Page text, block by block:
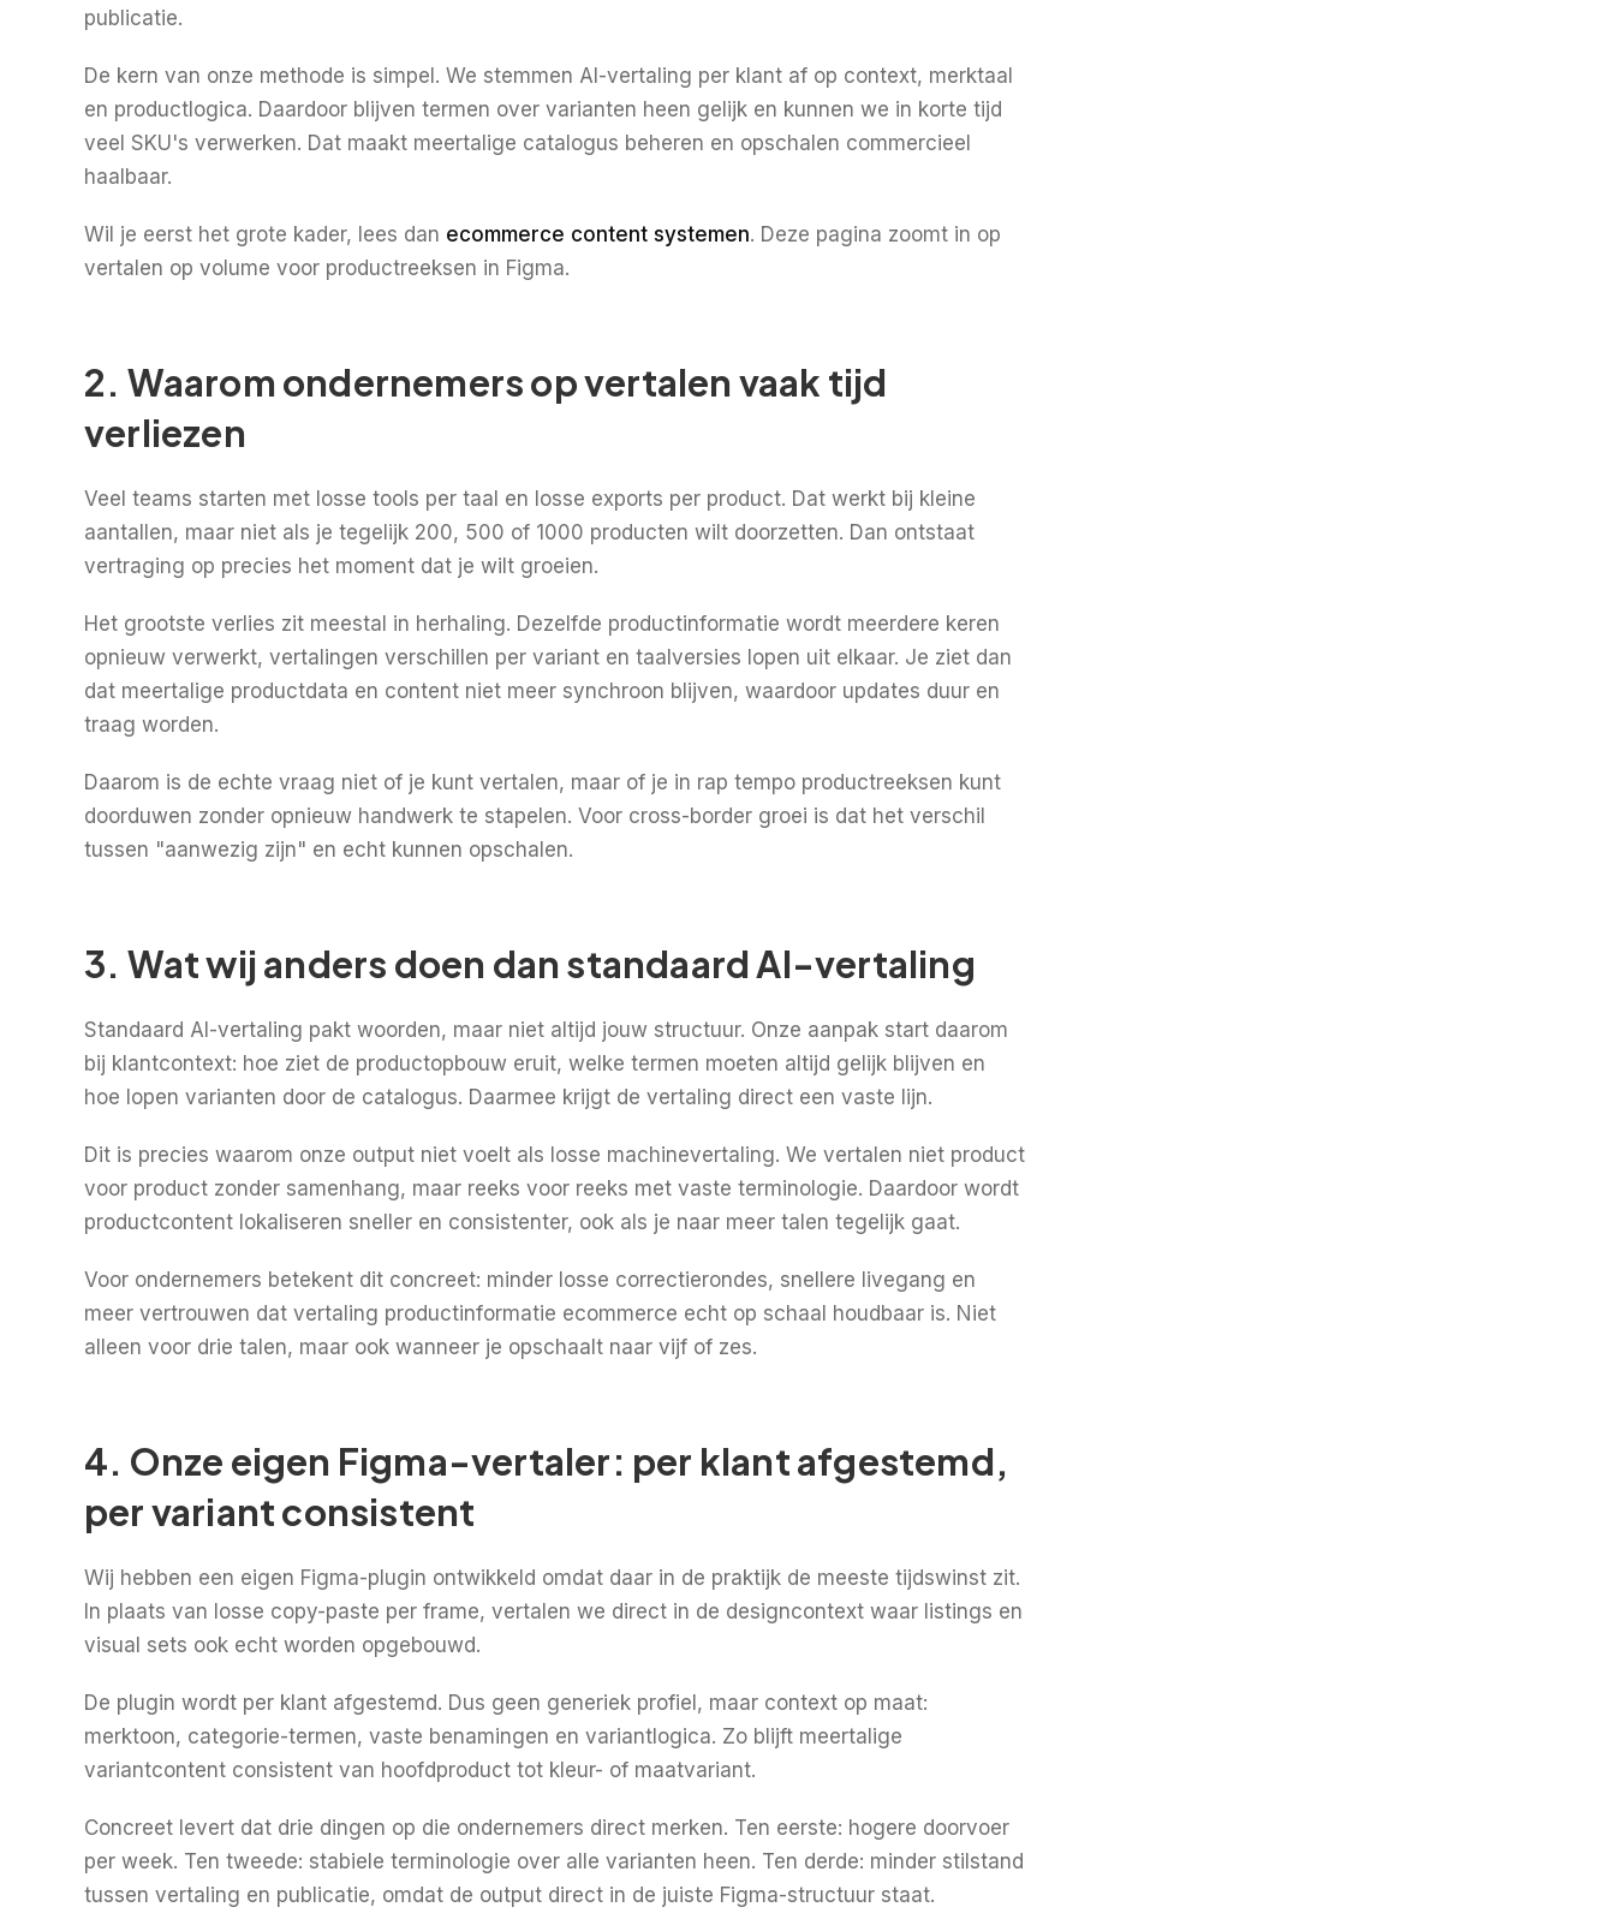
publicatie.
De kern van onze methode is simpel. We stemmen AI-vertaling per klant af op context, merktaal
en productlogica. Daardoor blijven termen over varianten heen gelijk en kunnen we in korte tijd
veel SKU's verwerken. Dat maakt meertalige catalogus beheren en opschalen commercieel
haalbaar.
Wil je eerst het grote kader, lees dan ecommerce content systemen. Deze pagina zoomt in op
vertalen op volume voor productreeksen in Figma.
2. Waarom ondernemers op vertalen vaak tijd
verliezen
Veel teams starten met losse tools per taal en losse exports per product. Dat werkt bij kleine
aantallen, maar niet als je tegelijk 200, 500 of 1000 producten wilt doorzetten. Dan ontstaat
vertraging op precies het moment dat je wilt groeien.
Het grootste verlies zit meestal in herhaling. Dezelfde productinformatie wordt meerdere keren
opnieuw verwerkt, vertalingen verschillen per variant en taalversies lopen uit elkaar. Je ziet dan
dat meertalige productdata en content niet meer synchroon blijven, waardoor updates duur en
traag worden.
Daarom is de echte vraag niet of je kunt vertalen, maar of je in rap tempo productreeksen kunt
doorduwen zonder opnieuw handwerk te stapelen. Voor cross-border groei is dat het verschil
tussen "aanwezig zijn" en echt kunnen opschalen.
3. Wat wij anders doen dan standaard AI-vertaling
Standaard AI-vertaling pakt woorden, maar niet altijd jouw structuur. Onze aanpak start daarom
bij klantcontext: hoe ziet de productopbouw eruit, welke termen moeten altijd gelijk blijven en
hoe lopen varianten door de catalogus. Daarmee krijgt de vertaling direct een vaste lijn.
Dit is precies waarom onze output niet voelt als losse machinevertaling. We vertalen niet product
voor product zonder samenhang, maar reeks voor reeks met vaste terminologie. Daardoor wordt
productcontent lokaliseren sneller en consistenter, ook als je naar meer talen tegelijk gaat.
Voor ondernemers betekent dit concreet: minder losse correctierondes, snellere livegang en
meer vertrouwen dat vertaling productinformatie ecommerce echt op schaal houdbaar is. Niet
alleen voor drie talen, maar ook wanneer je opschaalt naar vijf of zes.
4. Onze eigen Figma-vertaler: per klant afgestemd,
per variant consistent
Wij hebben een eigen Figma-plugin ontwikkeld omdat daar in de praktijk de meeste tijdswinst zit.
In plaats van losse copy-paste per frame, vertalen we direct in de designcontext waar listings en
visual sets ook echt worden opgebouwd.
De plugin wordt per klant afgestemd. Dus geen generiek profiel, maar context op maat:
merktoon, categorie-termen, vaste benamingen en variantlogica. Zo blijft meertalige
variantcontent consistent van hoofdproduct tot kleur- of maatvariant.
Concreet levert dat drie dingen op die ondernemers direct merken. Ten eerste: hogere doorvoer
per week. Ten tweede: stabiele terminologie over alle varianten heen. Ten derde: minder stilstand
tussen vertaling en publicatie, omdat de output direct in de juiste Figma-structuur staat.